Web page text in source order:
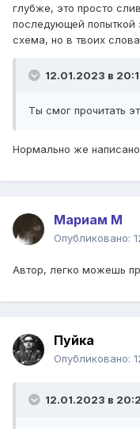
глубже, это просто
последующей попыткой
схема, но в твоих
12.01.2023 в
Ты смог прочитать
Нормально же
Мариам М
Опубликовано:
Автор, легко можешь
Пуйка
Опубликовано:
12.01.2023 в